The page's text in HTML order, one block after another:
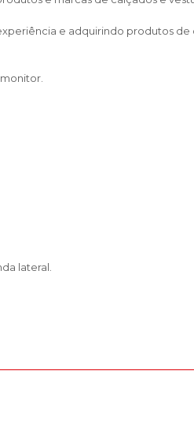
e adquirindo produtos
lateral.